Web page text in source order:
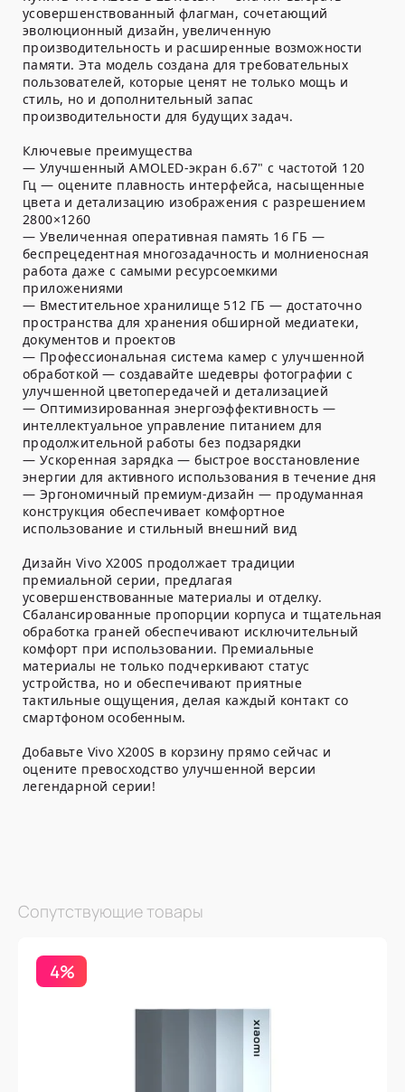
усовершенствованный флагман, сочетающий
эволюционный дизайн, увеличенную
производительность и расширенные возможности
памяти. Эта модель создана для требовательных
пользователей, которые ценят не только мощь и
стиль, но и дополнительный запас
производительности для будущих задач.
Ключевые преимущества
— Улучшенный AMOLED-экран 6.67" с частотой 120
Гц — оцените плавность интерфейса, насыщенные
цвета и детализацию изображения с разрешением
2800×1260
— Увеличенная оперативная память 16 ГБ —
беспрецедентная многозадачность и молниеносная
работа даже с самыми ресурсоемкими
приложениями
— Вместительное хранилище 512 ГБ — достаточно
пространства для хранения обширной медиатеки,
документов и проектов
— Профессиональная система камер с улучшенной
обработкой — создавайте шедевры фотографии с
улучшенной цветопередачей и детализацией
— Оптимизированная энергоэффективность —
интеллектуальное управление питанием для
продолжительной работы без подзарядки
— Ускоренная зарядка — быстрое восстановление
энергии для активного использования в течение дня
— Эргономичный премиум-дизайн — продуманная
конструкция обеспечивает комфортное
использование и стильный внешний вид
Дизайн Vivo X200S продолжает традиции
премиальной серии, предлагая
усовершенствованные материалы и отделку.
Сбалансированные пропорции корпуса и тщательная
обработка граней обеспечивают исключительный
комфорт при использовании. Премиальные
материалы не только подчеркивают статус
устройства, но и обеспечивают приятные
тактильные ощущения, делая каждый контакт со
смартфоном особенным.
Добавьте Vivo X200S в корзину прямо сейчас и
оцените превосходство улучшенной версии
легендарной серии!
Сопутствующие товары
4%